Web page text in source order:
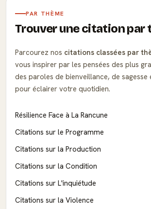
PAR THÈME
Trouver une citation par
Parcourez nos citations classées par
vous inspirer par les pensées des plus
des paroles de bienveillance, de
pour éclairer votre quotidien.
Résilience Face à La Rancune
Citations sur le Programme
Citations sur la Production
Citations sur la Condition
Citations sur L'inquiétude
Citations sur la Violence